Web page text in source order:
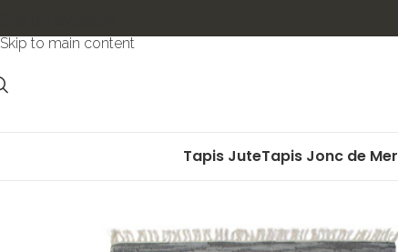
Skip to main content
Tapis JuteTapis Jonc de Mer